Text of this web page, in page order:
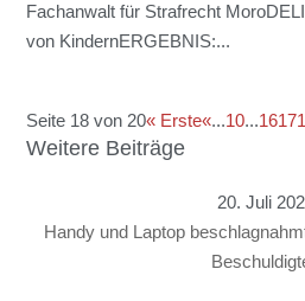
Fachanwalt für Strafrecht
von KindernERGEBNIS:...
Seite 18 von 20« Erste«...10...1617
Weitere Beiträge
20. Juli
Handy und Laptop